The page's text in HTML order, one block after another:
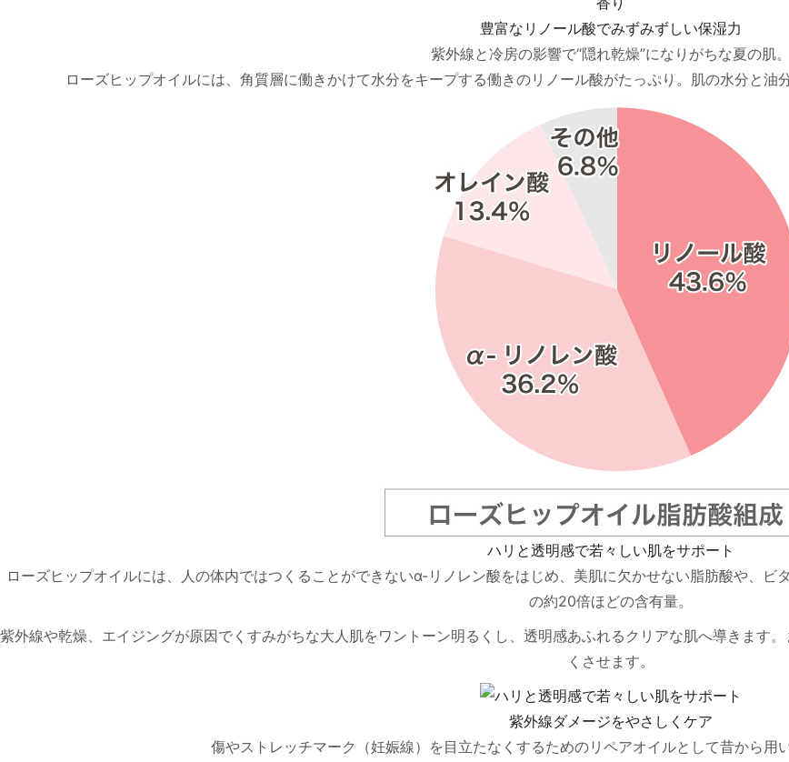
豊富なリノール酸でみずみずしい保湿力
紫外線と冷房の影響で“隠れ乾燥”になりがちな夏の肌。
ローズヒップオイルには、角質層に働きかけて水分をキープする働きのリノール酸がたっぷり。肌の水分と油
ハリと透明感で若々しい肌をサポート
ローズヒップオイルには、人の体内ではつくることができないα-リノレン酸をはじめ、美肌に欠かせない脂肪酸や、
の約20倍ほどの含有量。
紫外線や乾燥、エイジングが原因でくすみがちな大人肌をワントーン明るくし、透明感あふれるクリアな肌へ導きます
くさせます。
紫外線ダメージをやさしくケア
傷やストレッチマーク（妊娠線）を目立たなくするためのリペアオイルとして昔から用